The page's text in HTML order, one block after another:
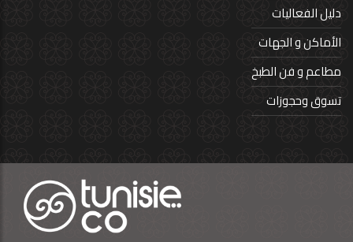
دليل الفعاليات
الأماكن و الجهات
مطاعم و فن الطبخ
تسوق وحجوزات